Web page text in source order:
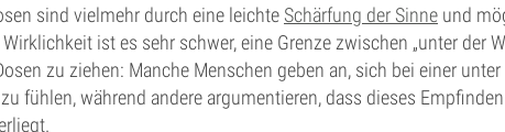
sind vielmehr durch eine leichte Schärfung der Sinne und
ist es sehr schwer, eine Grenze zwischen „unter der
zu ziehen: Manche Menschen geben an, sich bei einer
fühlen, während andere argumentieren, dass dieses